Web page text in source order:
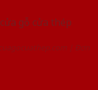
gỗ cửa thép
| Đơn